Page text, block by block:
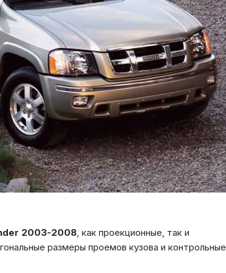
2003-2008, как проекционные, так и
размеры проемов кузова и контрольные